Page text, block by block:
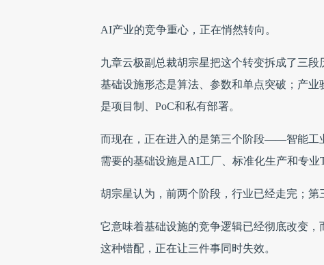
AI产业的竞争重心，正在悄然转向。
九章云极副总裁胡宗星把这个转变拆成了三段
基础设施形态是算法、参数和单点突破；产
是项目制、PoC和私有部署。
而现在，正在进入的是第三个阶段——智能工
需要的基础设施是AI工厂、标准化生产和专业
胡宗星认为，前两个阶段，行业已经走完；第
它意味着基础设施的竞争逻辑已经彻底改变，
这种错配，正在让三件事同时失效。